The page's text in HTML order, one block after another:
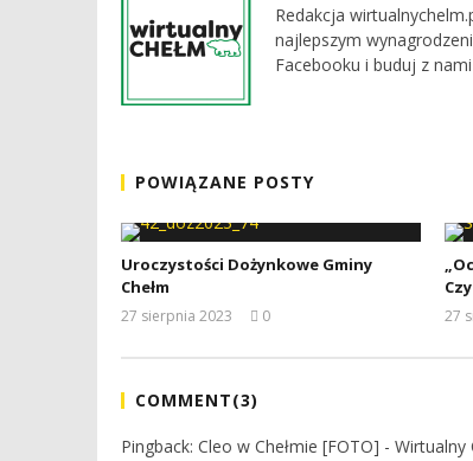
Redakcja
najlepszym
Facebooku i buduj z
POWIĄZANE POSTY
Uroczystości Dożynkowe Gminy
Chełm
27 sierpnia 2023
0
27
COMMENT(3)
Pingback: Cleo w Chełmie [FOTO] - Wirtualny